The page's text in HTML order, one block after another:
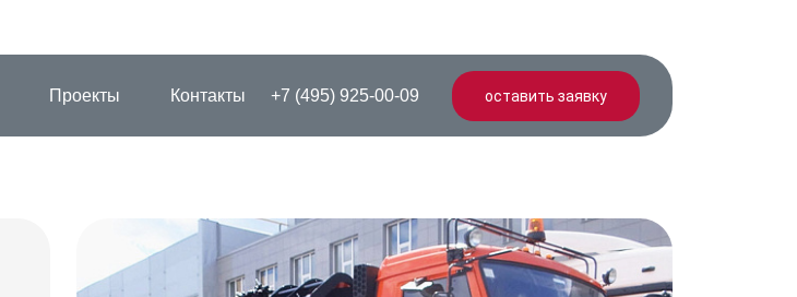
Проекты Контакты +7 (495) 925-00-09 оставить заявку